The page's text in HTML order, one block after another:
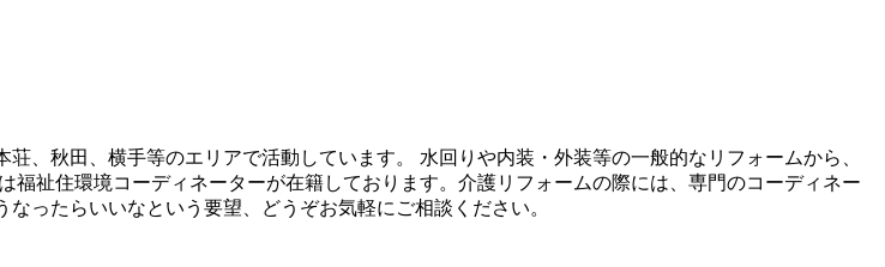
、秋田、横手等のエリアで活動しています。 水回りや内装・外装等の一般的なリフォームから、
祉住環境コーディネーターが在籍しております。介護リフォームの際には、専門のコーディネー
ったらいいなという要望、どうぞお気軽にご相談ください。